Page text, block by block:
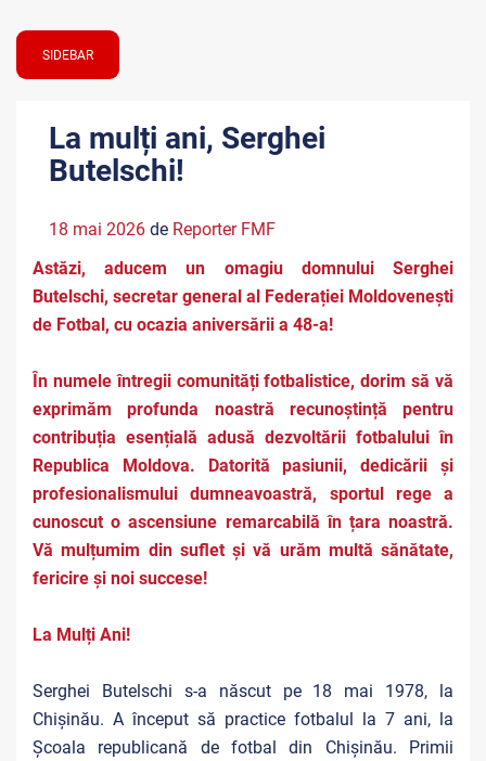
SIDEBAR
La mulți ani, Serghei
Butelschi!
18 mai 2026 de Reporter FMF
Astăzi, aducem un omagiu domnului Serghei
Butelschi, secretar general al Federației Moldovenești
de Fotbal, cu ocazia aniversării a 48-a!
În numele întregii comunități fotbalistice, dorim să vă
exprimăm profunda noastră recunoștință pentru
contribuția esențială adusă dezvoltării fotbalului în
Republica Moldova. Datorită pasiunii, dedicării și
profesionalismului dumneavoastră, sportul rege a
cunoscut o ascensiune remarcabilă în țara noastră.
Vă mulțumim din suflet și vă urăm multă sănătate,
fericire și noi succese!
La Mulți Ani!
Serghei Butelschi s-a născut pe 18 mai 1978, la
Chișinău. A început să practice fotbalul la 7 ani, la
Școala republicană de fotbal din Chișinău. Primii